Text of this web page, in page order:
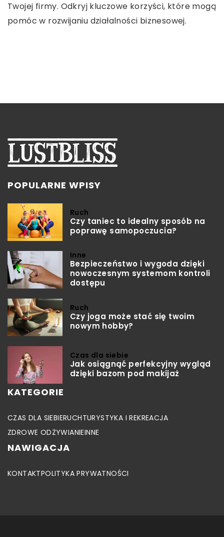
Odkryj, jak animowane logo może wzbogacić
strategię marketingową i przyciągnąć uwagę
Twojej firmy. Odkryj kluczowe korzyści, które mogą
pomóc w rozwijaniu działalności biznesowej.
zapewnić mu energię i optymalną kondycję.
POPULARNE WPISY
Ruch
Czy taniec to idealny sposób na
poprawę samopoczucia?
Inne
Bezpieczeństwo i wygoda dzięki
nowoczesnym systemom kontroli
dostępu
Ruch
Czy joga może stać się twoim
nowym hobby?
Czas dla siebie
Jak osiągnąć perfekcyjny wygląd
dzięki bazom pod makijaż
KATEGORIE
CZAS DLA SIEBIERUCHTURYSTYKA I REKREACJA
ZDROWE ODŻYWIANIEINNE
NAWIGACJA
KONTAKTPOLITYKA PRYWATNOŚCI